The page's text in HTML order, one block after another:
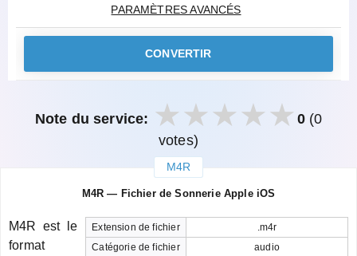
PARAMÈTRES AVANCÉS
CONVERTIR
Note du service: 0(0
votes)
M4R
M4R — Fichier de Sonnerie Apple iOS
Extension de fichier
.m4r
Catégorie de fichier
audio
M4R est le
format